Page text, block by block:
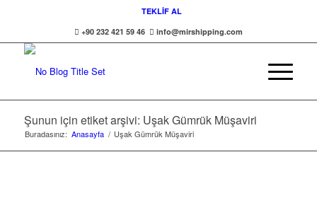
TEKLİF AL
+90 232 421 59 46
info@mirshipping.com
Şunun için etiket arşivi: Uşak Gümrük Müşaviri
Buradasınız: Anasayfa / Uşak Gümrük Müşaviri